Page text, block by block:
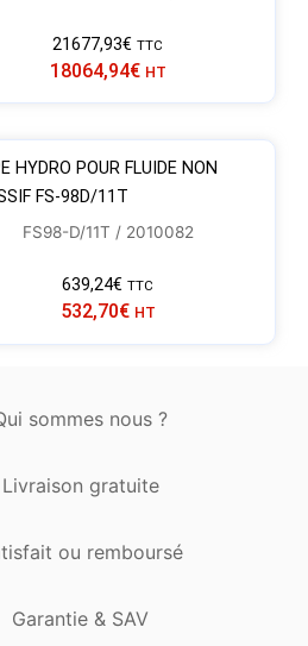
21677,93€ TTC
18064,94€ HT
HYDRO POUR FLUIDE NON
FS-98D/11T
FS98-D/11T / 2010082
639,24€ TTC
532,70€ HT
sommes nous ?
Livraison gratuite
ou remboursé
Garantie & SAV